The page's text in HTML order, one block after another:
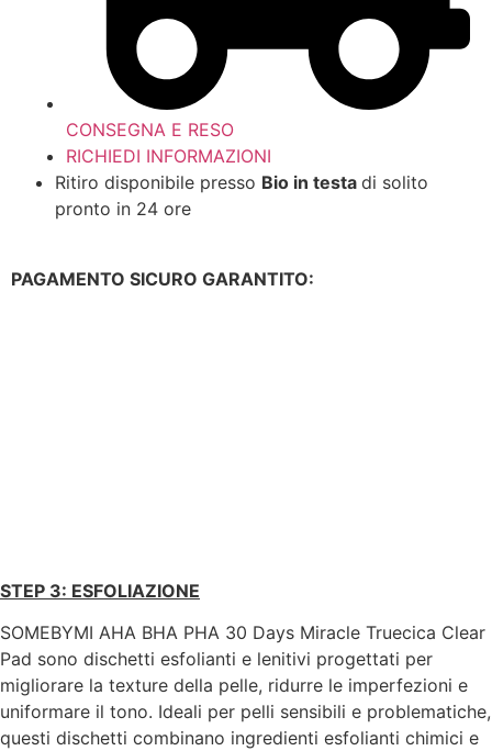
CONSEGNA E RESO
RICHIEDI INFORMAZIONI
Ritiro disponibile presso Bio in testa di solito
pronto in 24 ore
PAGAMENTO SICURO GARANTITO:
STEP 3: ESFOLIAZIONE
SOMEBYMI AHA BHA PHA 30 Days Miracle Truecica Clear
Pad sono dischetti esfolianti e lenitivi progettati per
migliorare la texture della pelle, ridurre le imperfezioni e
uniformare il tono. Ideali per pelli sensibili e problematiche,
questi dischetti combinano ingredienti esfolianti chimici e